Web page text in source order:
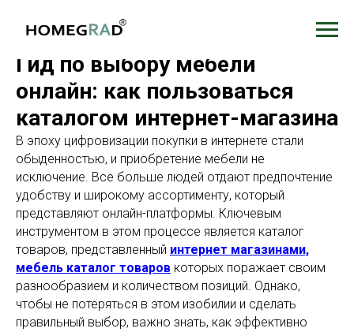
Гид по выбору мебели
онлайн: как пользоваться
каталогом интернет-магазина
В эпоху цифровизации покупки в интернете стали
обыденностью, и приобретение мебели не
исключение. Все больше людей отдают предпочтение
удобству и широкому ассортименту, который
представляют онлайн-платформы. Ключевым
инструментом в этом процессе является каталог
товаров, представленный интернет магазинами,
мебель каталог товаров которых поражает своим
разнообразием и количеством позиций. Однако,
чтобы не потеряться в этом изобилии и сделать
правильный выбор, важно знать, как эффективно